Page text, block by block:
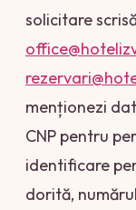
solicitare
menționezi
CNP pentru
identificare
dorită,